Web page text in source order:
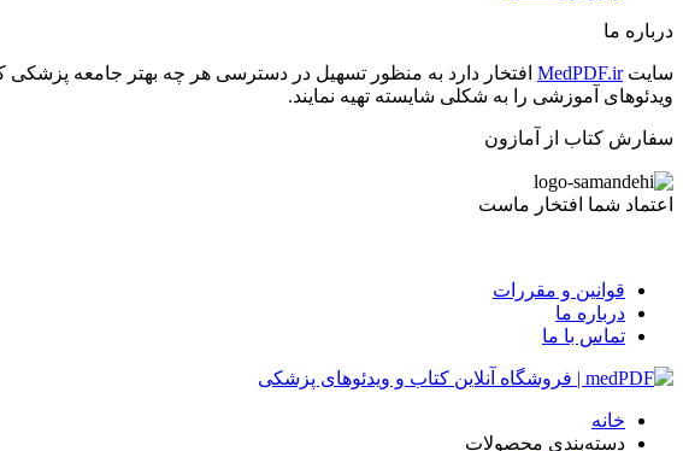
درباره ما
سایتMedPDF.ir افتخار دارد به منظور تسهیل در دسترسی هر چه بهتر جامعه پزشکی
ویدئوهای آموزشی را به شکلی شایسته تهیه نمایند.
سفارش کتاب از آمازون
اعتماد شما افتخار ماست
قوانین و مقررات
درباره ما
تماس با ما
خانه
دسته‌بندی محصولات